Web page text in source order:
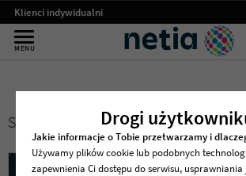
Klienci indywidualni
Małe firmy
Instytucje publiczne
Operatorzy
my netia
MENU
Drogi
Jakie informacje o Tobie przetwarzamy i
Używamy plików cookie lub podobnych
zapewnienia Ci dostępu do serwisu, usprawniania
SZCZEGÓŁY ZAŁĄCZNIKA